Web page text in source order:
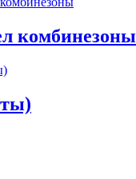
комбинезоны